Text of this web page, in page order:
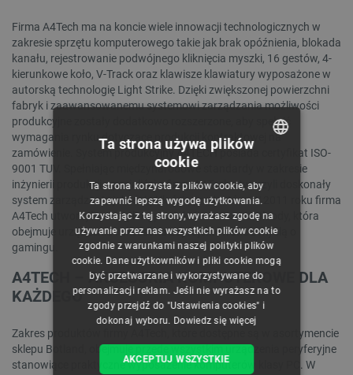
Firma A4Tech ma na koncie wiele innowacji technologicznych w
zakresie sprzętu komputerowego takie jak brak opóźnienia, blokada
kanału, rejestrowanie podwójnego kliknięcia myszki, 16 gestów, 4-
kierunkowe koło, V-Track oraz klawisze klawiatury wyposażone w
autorską technologię Light Strike. Dzięki zwiększonej powierzchni
fabryk i zaawansowanemu systemowi zarządzania możliwości
produkcyjne zostały dodatkowo rozszerzone, aby spełnić
wymagania rynku dotyczące produkcji kontraktowej na
zamówienie. System produkcyjny A4TECH posiada certyfikat ISO-
9001 TUV. Spełniając międzynarodowe standardy w zakresie
inżynierii produkcji, specjaliści z firmy A4Tech utworzyli doskonały
system zarządzania jakością i ilością produktów. W 2011 roku firma
A4Tech utworzyła nową linię produktów o nazwie Bloody, która
obejmuje urządzenia i akcesoria zaprojektowane z myślą o
gamingu.
A4TECH – AKCESORIA KOMPUTEROWE DLA
KAŻDEGO
Zakres produktów firmy A4Tech, które dostępne są w asortymencie
sklepu Botland, obejmuje przede wszystkim urządzenia peryferyjne
stanowiące praktyczne wyposażenie komputerów klasy PC. W
CZECH
ENGLISH
GERMAN
Ta strona używa plików
cookie
Ta strona korzysta z plików cookie, aby
zapewnić lepszą wygodę użytkowania.
Korzystając z tej strony, wyrażasz zgodę na
używanie przez nas wszystkich plików cookie
zgodnie z warunkami naszej polityki plików
cookie. Dane użytkowników i pliki cookie mogą
być przetwarzane i wykorzystywane do
personalizacji reklam. Jeśli nie wyrażasz na to
zgody przejdź do "Ustawienia cookies" i
dokonaj wyboru. Dowiedz się więcej
AKCEPTUJ WSZYSTKIE